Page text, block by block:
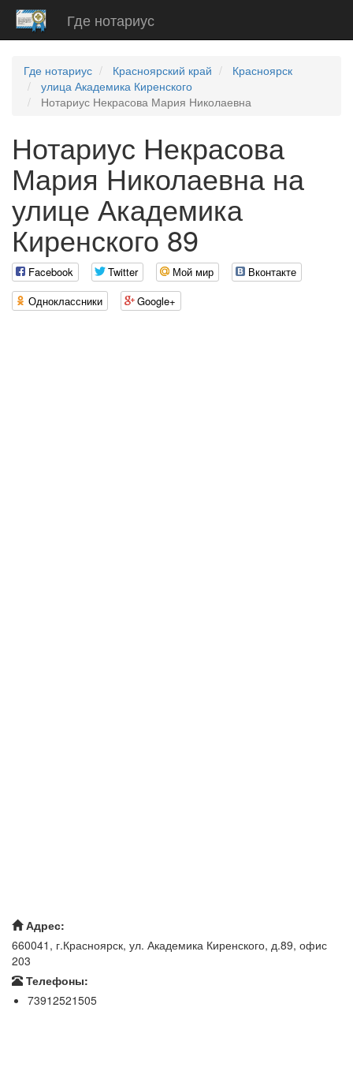
Где нотариус
Где нотариус Красноярский край
Красноярск
улица Академика Киренского
Нотариус Некрасова Мария Николаевна
Нотариус Некрасова
Мария Николаевна на
улице Академика
Киренского 89
Facebook Twitter Мой мир
Вконтакте
Одноклассники
Google+
Адрес:
660041, г.Красноярск, ул. Академика Киренского, д.89, офис
203
Телефоны:
73912521505